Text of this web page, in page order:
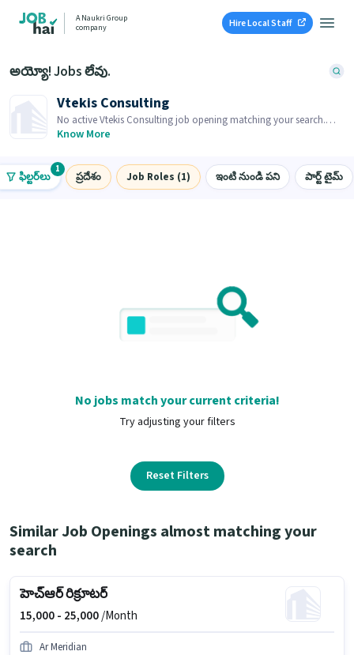
A Naukri Group
company
Hire Local Staff
అయ్యో! Jobs లేవు.
Vtekis Consulting
No active Vtekis Consulting job opening matching your search.
Browse similar job openings below.
Know More
ఫిల్టర్‌లు
1
ప్రదేశం Job Roles (1) ఇంటి నుండి పని పార్ట్ టైమ్
No jobs match your current criteria!
Try adjusting your filters
Reset Filters
Similar Job Openings almost matching your
search
హెచ్‌ఆర్ రిక్రూటర్
15,000 - 25,000/Month
Ar Meridian